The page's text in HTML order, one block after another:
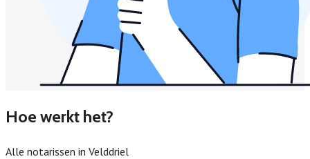
Hoe werkt het?
Alle notarissen in Velddriel